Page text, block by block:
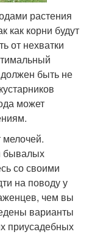
растения
как корни будут
от нехватки
быть не
может
мелочей.
бывалых
со своими
на поводу у
чем вы
варианты
приусадебных